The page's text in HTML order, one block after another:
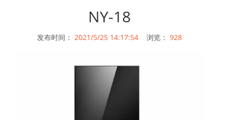
NY-18
发布时间： 2021/5/25 14:17:54 浏览： 928